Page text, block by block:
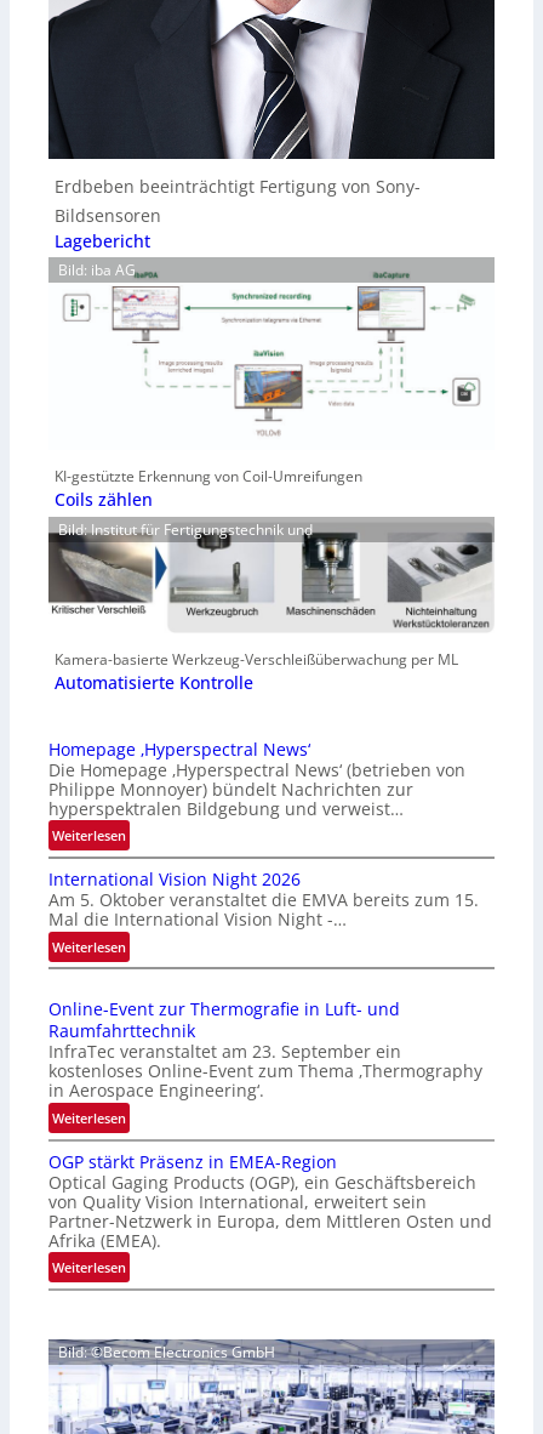
Erdbeben beeinträchtigt Fertigung von Sony-
Bildsensoren
Lagebericht
Bild: iba AG
KI-gestützte Erkennung von Coil-Umreifungen
Coils zählen
Bild: Institut für Fertigungstechnik und
Kamera-basierte Werkzeug-Verschleißüberwachung per ML
Automatisierte Kontrolle
Homepage ‚Hyperspectral News‘
Die Homepage ‚Hyperspectral News‘ (betrieben von
Philippe Monnoyer) bündelt Nachrichten zur
hyperspektralen Bildgebung und verweist…
Weiterlesen:
H
o
m
e
p
a
e
‚
H
y
p
e
r
s
p
e
c
t
r
l
N
w
International Vision Night 2026
Am 5. Oktober veranstaltet die EMVA bereits zum 15.
Mal die International Vision Night -…
Weiterlesen:
I
t
e
r
n
a
t
o
n
a
l
V
i
i
o
N
i
Online-Event zur Thermografie in Luft- und
Raumfahrttechnik
InfraTec veranstaltet am 23. September ein
kostenloses Online-Event zum Thema ‚Thermography
in Aerospace Engineering‘.
Weiterlesen:
O
n
l
i
n
e
-
e
n
z
OGP stärkt Präsenz in EMEA-Region
Optical Gaging Products (OGP), ein Geschäftsbereich
von Quality Vision International, erweitert sein
Partner-Netzwerk in Europa, dem Mittleren Osten und
Afrika (EMEA).
Weiterlesen:
O
P
s
ä
r
Bild: ©Becom Electronics GmbH